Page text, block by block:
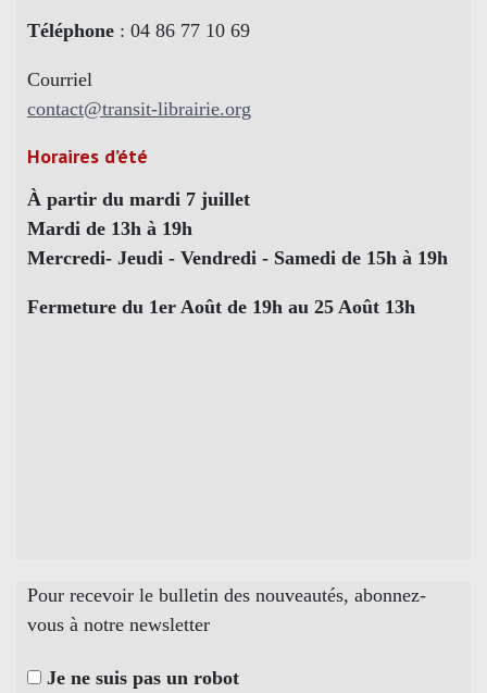
Téléphone : 04 86 77 10 69
Courriel
contact@transit-librairie.org
Horaires d’été
À partir du mardi 7 juillet
Mardi de 13h à 19h
Mercredi- Jeudi - Vendredi - Samedi de 15h à 19h
Fermeture du 1er Août de 19h au 25 Août 13h
Pour recevoir le bulletin des nouveautés, abonnez-
vous à notre newsletter
Je ne suis pas un robot